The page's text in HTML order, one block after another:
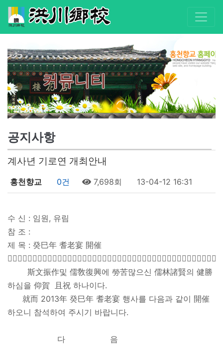
커뮤니티
공지사항
계사년 기로연 개최안내
홍천향교 0건 7,698회 13-04-12 16:31
수 신 : 임원, 유림
참 조 :
제 목 : 癸巳年 耆老宴 開催
斯文振作및 儒敎復興에 勞苦많으신 儒林諸賢의 健勝
하심을 仰賀 且祝 하나이다.
就而 2013年 癸巳年 耆老宴 행사를 다음과 같이 開催
하오니 참석하여 주시기 바랍니다.
다 음